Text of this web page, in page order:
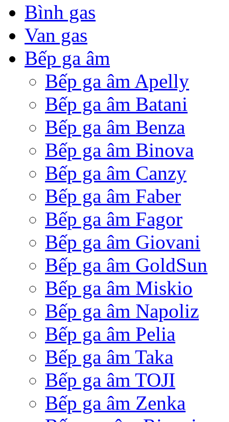
Bình gas
Van gas
Bếp ga âm
Bếp ga âm Apelly
Bếp ga âm Batani
Bếp ga âm Benza
Bếp ga âm Binova
Bếp ga âm Canzy
Bếp ga âm Faber
Bếp ga âm Fagor
Bếp ga âm Giovani
Bếp ga âm GoldSun
Bếp ga âm Miskio
Bếp ga âm Napoliz
Bếp ga âm Pelia
Bếp ga âm Taka
Bếp ga âm TOJI
Bếp ga âm Zenka